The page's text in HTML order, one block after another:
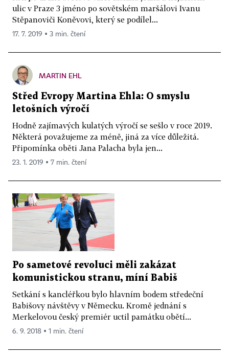
ulic v Praze 3 jméno po sovětském maršálovi Ivanu
Stěpanoviči Koněvovi, který se podílel...
17. 7. 2019 ▪ 3 min. čtení
MARTIN EHL
Střed Evropy Martina Ehla: O smyslu
letošních výročí
Hodně zajímavých kulatých výročí se sešlo v roce 2019.
Některá považujeme za méně, jiná za více důležitá.
Připomínka oběti Jana Palacha byla jen...
23. 1. 2019 ▪ 7 min. čtení
Po sametové revoluci měli zakázat
komunistickou stranu, míní Babiš
Setkání s kancléřkou bylo hlavním bodem středeční
Babišovy návštěvy v Německu. Kromě jednání s
Merkelovou český premiér uctil památku obětí...
6. 9. 2018 ▪ 1 min. čtení